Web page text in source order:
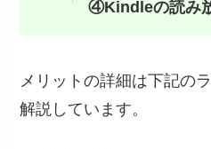
④Kindleの読み
メリットの詳細は下記の
解説しています。